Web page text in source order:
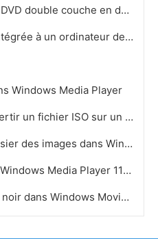
Comment transformer un DVD double couche en deux DVD simple couche
Comment sauver Vidéo intégrée à un ordinateur de bureau
Windows Media Player
Comment faire pour convertir un fichier ISO sur un MPEG1
Comment importer le dossier des images dans Windows Movie Maker
Comment puis-je obtenir Windows Media Player 11 pour reconnaître Format MP4
Comment ajouter un fond noir dans Windows Movie Maker